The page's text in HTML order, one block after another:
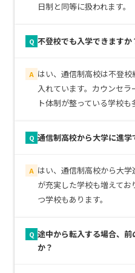
日制と同等に扱われます。
Q 不登校でも入学できますか
A はい、通信制高校は不登
入れています。カウンセ
ト体制が整っている学校も
Q 通信制高校から大学に進学
A はい、通信制高校から大
が充実した学校も増えて
つ学校もあります。
Q 途中から転入する場合、
か？